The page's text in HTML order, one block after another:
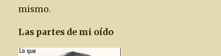
mismo.
Las partes de mi oído